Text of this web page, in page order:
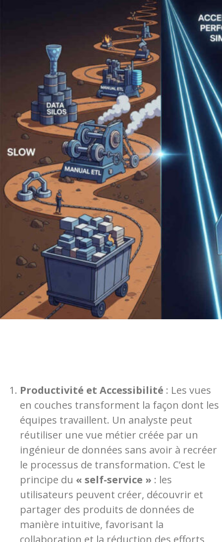
Productivité et Accessibilité : Les vues
en couches transforment la façon dont les
équipes travaillent. Un analyste peut
réutiliser une vue métier créée par un
ingénieur de données sans avoir à recréer
le processus de transformation. C’est le
principe du « self-service » : les
utilisateurs peuvent créer, découvrir et
partager des produits de données de
manière intuitive, favorisant la